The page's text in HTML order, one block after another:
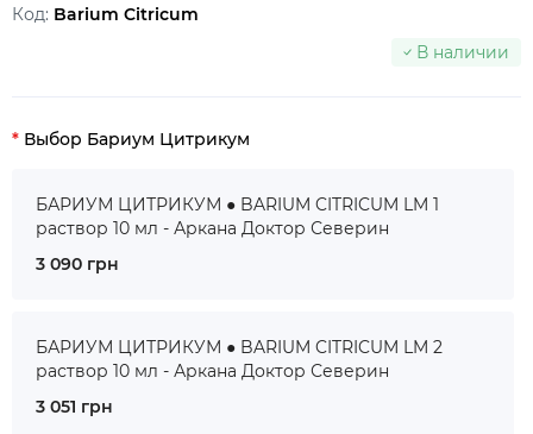
Код: Barium Citricum
В наличии
Выбор Бариум Цитрикум
БАРИУМ ЦИТРИКУМ ● BARIUM CITRICUM LM 1
раствор 10 мл - Аркана Доктор Северин
3 090 грн
БАРИУМ ЦИТРИКУМ ● BARIUM CITRICUM LM 2
раствор 10 мл - Аркана Доктор Северин
3 051 грн